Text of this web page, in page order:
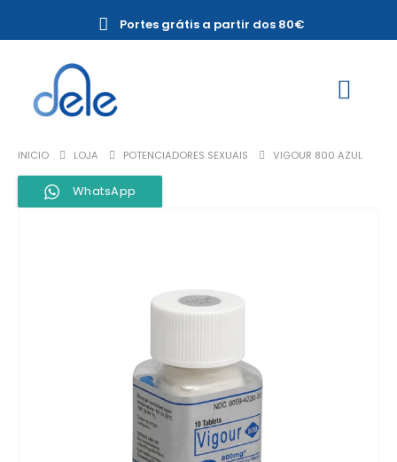
Portes grátis a partir dos 80€
INICIO LOJA POTENCIADORES SEXUAIS VIGOUR 800 AZUL
WhatsApp